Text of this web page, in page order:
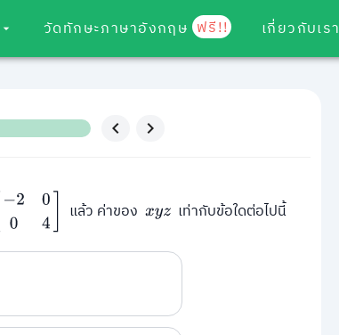
วัดทักษะภาษาอังกฤษ ฟรี!! เกี่ยวกับเรา
04] แล้ว ค่าของ xyz เท่ากับข้อใดต่อไปนี้